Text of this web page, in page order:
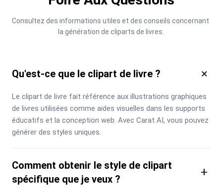
Consultez des informations utiles et des conseils concernant
la génération de cliparts de livres.
Qu'est-ce que le clipart de livre ? ×
Le clipart de livre fait référence aux illustrations graphiques
de livres utilisées comme aides visuelles dans les supports
éducatifs et la conception web. Avec Carat AI, vous pouvez
générer des styles uniques.
Comment obtenir le style de clipart
spécifique que je veux ?
+